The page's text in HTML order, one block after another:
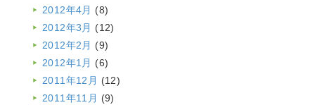
2012年4月 (8)
2012年3月 (12)
2012年2月 (9)
2012年1月 (6)
2011年12月 (12)
2011年11月 (9)